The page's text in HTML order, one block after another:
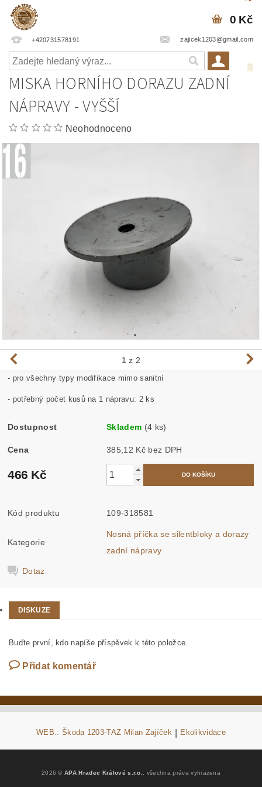
+420731578191 zajicek1203@gmail.com
0 Kč
MISKA HORNÍHO DORAZU ZADNÍ
NÁPRAVY - VYŠŠÍ
Neohodnoceno
1 z 2
- pro všechny typy modifikace mimo sanitní
- potřebný počet kusů na 1 nápravu: 2 ks
Dostupnost Skladem (4 ks)
Cena 385,12 Kč bez DPH
466 Kč
Kód produktu 109-318581
Kategorie
Nosná příčka se silentbloky a dorazy
zadní nápravy
Dotaz
DISKUZE
Buďte první, kdo napíše příspěvek k této položce.
Přidat komentář
WEB.: Škoda 1203-TAZ Milan Zajíček Ekolikvidace
2026 ©APA Hradec Králové s.r.o. , všechna práva vyhrazena